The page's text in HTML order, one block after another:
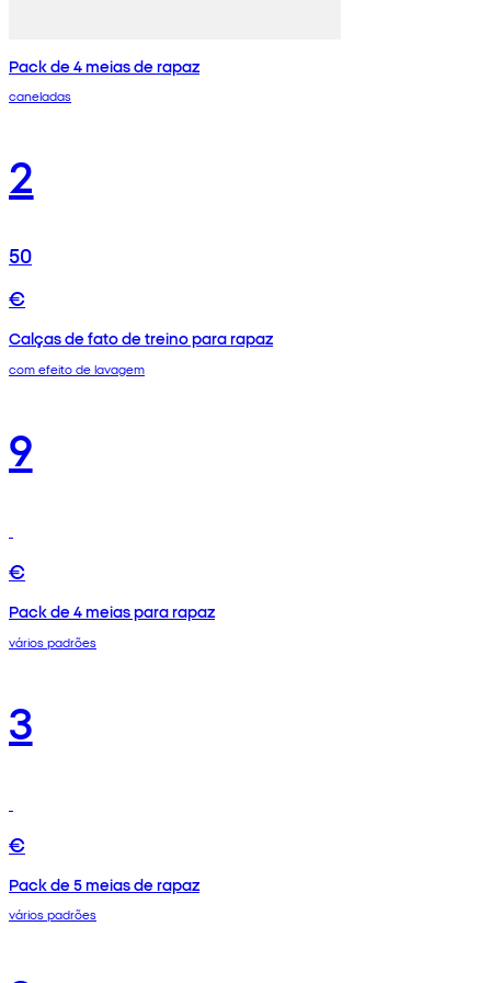
Pack de 4 meias de rapaz
caneladas
2
50
€
Calças de fato de treino para rapaz
com efeito de lavagem
9
€
Pack de 4 meias para rapaz
vários padrões
3
€
Pack de 5 meias de rapaz
vários padrões